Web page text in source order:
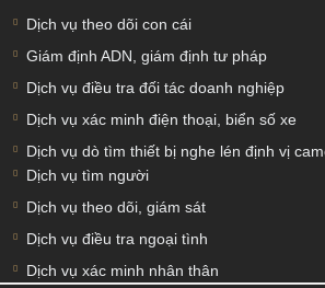
Dịch vụ theo dõi con cái
Giám định ADN, giám định tư pháp
Dịch vụ điều tra đối tác doanh nghiệp
Dịch vụ xác minh điện thoại, biển số xe
Dịch vụ dò tìm thiết bị nghe lén định vị
Dịch vụ tìm người
Dịch vụ theo dõi, giám sát
Dịch vụ điều tra ngoại tình
Dịch vụ xác minh nhân thân